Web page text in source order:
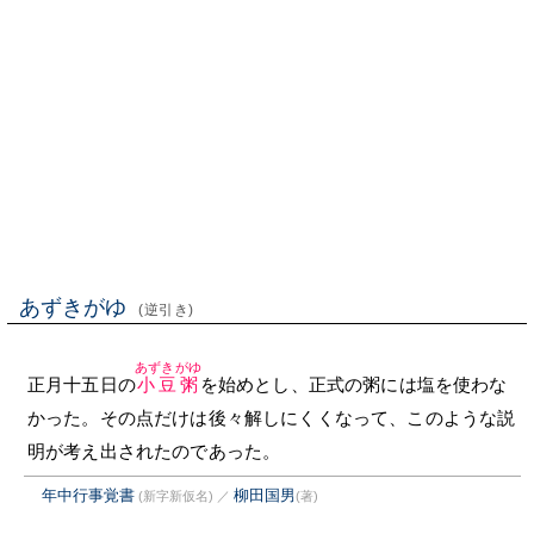
あずきがゆ (逆引き)
正月十五日の小豆粥
あずきがゆ
を始めとし、正式の粥には塩を使わな
かった。その点だけは後々解しにくくなって、このような説
明が考え出されたのであった。
年中行事覚書 (新字新仮名) ／ 柳田国男(著)